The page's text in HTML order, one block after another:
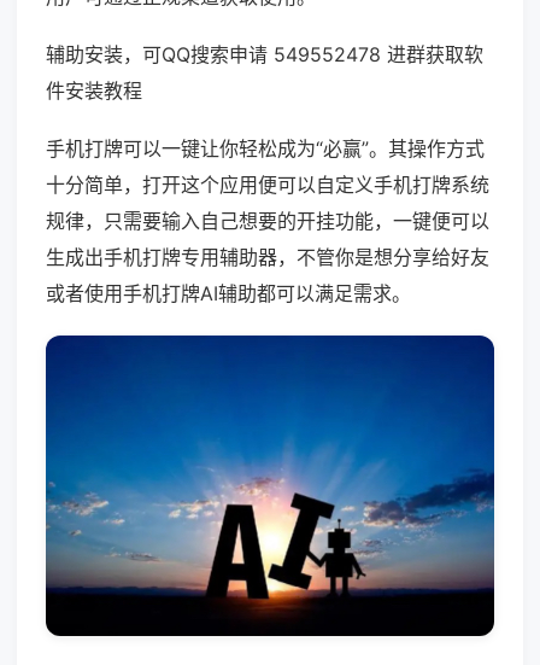
辅助安装，可QQ搜索申请 549552478 进群获取软
件安装教程
手机打牌可以一键让你轻松成为“必赢”。其操作方式
十分简单，打开这个应用便可以自定义手机打牌系统
规律，只需要输入自己想要的开挂功能，一键便可以
生成出手机打牌专用辅助器，不管你是想分享给好友
或者使用手机打牌AI辅助都可以满足需求。